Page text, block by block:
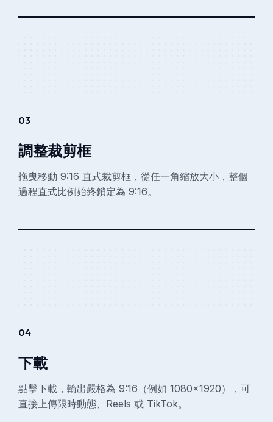
03
調整裁剪框
拖曳移動 9:16 直式裁剪框，從任一角縮放大小，整個
過程直式比例始終鎖定為 9:16。
04
下載
點擊下載，輸出嚴格為 9:16（例如 1080×1920），可
直接上傳限時動態、Reels 或 TikTok。